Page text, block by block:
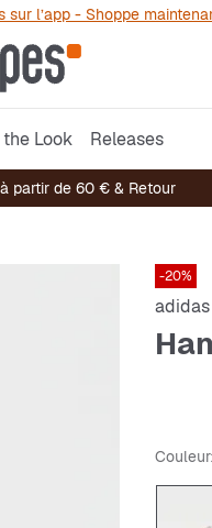
sur l’app - Shoppe
Look Releases
partir de 60 € & Retour
-20%
Couleur